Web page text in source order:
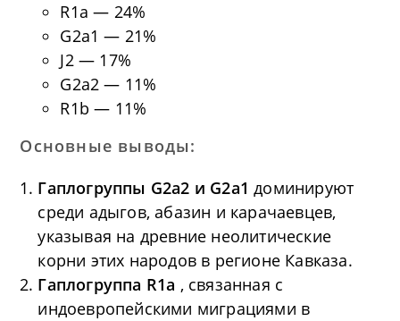
R1a — 24%
G2a1 — 21%
J2 — 17%
G2a2 — 11%
R1b — 11%
Основные выводы:
Гаплогруппы G2a2 и G2a1доминируют
среди адыгов, абазин и карачаевцев,
указывая на древние неолитические
корни этих народов в регионе Кавказа.
Гаплогруппа R1a , связанная с
индоевропейскими миграциями в